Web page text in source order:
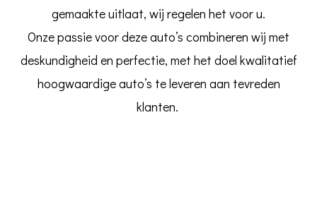
gemaakte uitlaat, wij regelen het voor u.
Onze passie voor deze auto’s combineren wij met
deskundigheid en perfectie, met het doel kwalitatief
hoogwaardige auto’s te leveren aan tevreden
klanten.